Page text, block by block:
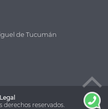
de Tucumán
derechos reservados.